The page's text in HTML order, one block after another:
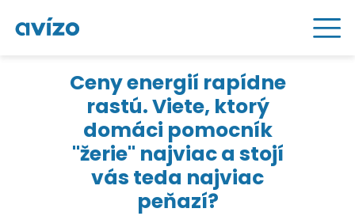
Ceny energií rapídne
rastú. Viete, ktorý
domáci pomocník
"žerie" najviac a stojí
vás teda najviac
peňazí?